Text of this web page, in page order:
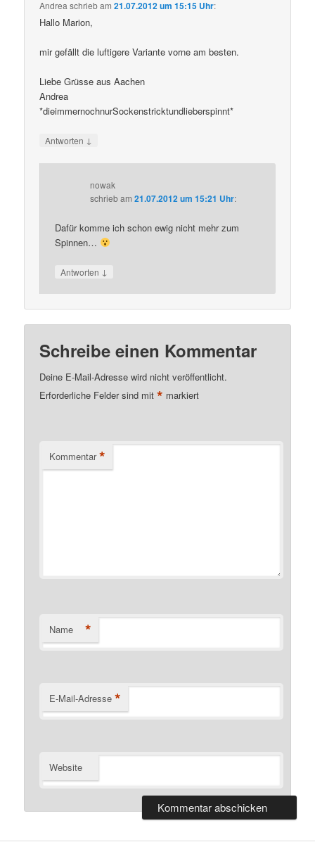
Andrea schriebam21.07.2012 um 15:15 Uhr:
Hallo Marion,
mir gefällt die luftigere Variante vorne am besten.
Liebe Grüsse aus Aachen
Andrea
*dieimmernochnurSockenstricktundlieberspinnt*
Antworten ↓
nowak
schriebam21.07.2012 um 15:21 Uhr:
Dafür komme ich schon ewig nicht mehr zum
Spinnen…
Antworten ↓
Schreibe einen Kommentar
Deine E-Mail-Adresse wird nicht veröffentlicht.
Erforderliche Felder sind mit* markiert
Kommentar *
Name *
E-Mail-Adresse *
Website